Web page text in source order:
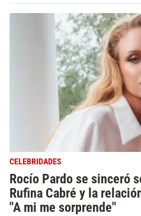
CELEBRIDADES
Rocío Pardo se sinceró
Rufina Cabré y la
"A mi me sorprende"